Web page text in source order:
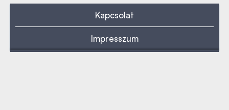
Kapcsolat
Impresszum